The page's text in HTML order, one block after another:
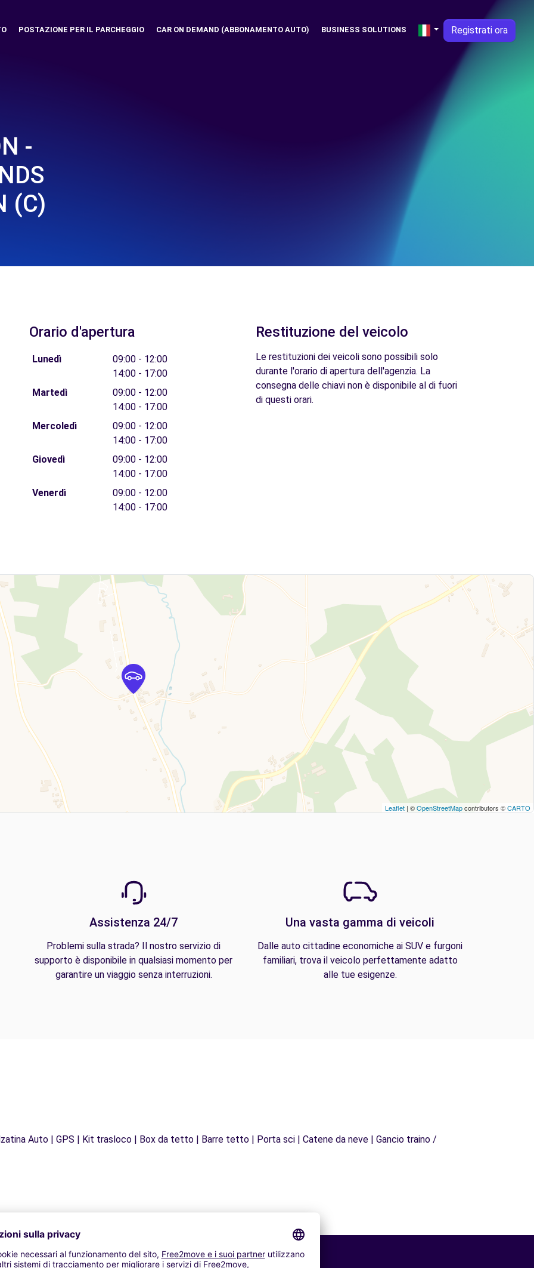
POSTAZIONE PER IL PARCHEGGIO CAR ON DEMAND (ABBONAMENTO AUTO) BUSINESS SOLUTIONS Registrati ora
-
(C)
Orario d'apertura
Lunedì
09:00 - 12:00
14:00 - 17:00
Martedì
09:00 - 12:00
14:00 - 17:00
Mercoledì
09:00 - 12:00
14:00 - 17:00
Giovedì
09:00 - 12:00
14:00 - 17:00
Venerdì
09:00 - 12:00
14:00 - 17:00
Restituzione del veicolo
Le restituzioni dei veicoli sono possibili solo
durante l'orario di apertura dell'agenzia. La
consegna delle chiavi non è disponibile al di fuori
di questi orari.
Leaflet | ©OpenStreetMapcontributors ©CARTO
Assistenza 24/7
Problemi sulla strada? Il nostro servizio di
supporto è disponibile in qualsiasi momento per
garantire un viaggio senza interruzioni.
Una vasta gamma di veicoli
Dalle auto cittadine economiche ai SUV e furgoni
familiari, trova il veicolo perfettamente adatto
alle tue esigenze.
Auto | GPS | Kit trasloco | Box da tetto | Barre tetto | Porta sci | Catene da neve | Gancio traino /